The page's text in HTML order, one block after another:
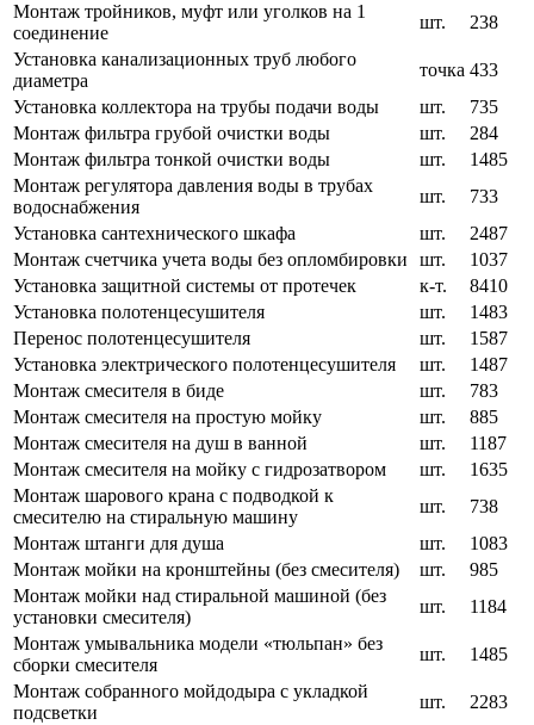
Монтаж тройников, муфт или уголков на 1
соединение
шт.
238
Установка канализационных труб любого
диаметра
точка 433
Установка коллектора на трубы подачи воды
шт.
735
Монтаж фильтра грубой очистки воды
шт.
284
Монтаж фильтра тонкой очистки воды
шт.
1485
Монтаж регулятора давления воды в трубах
водоснабжения
шт.
733
Установка сантехнического шкафа
шт.
2487
Монтаж счетчика учета воды без опломбировки
шт.
1037
Установка защитной системы от протечек
к-т.
8410
Установка полотенцесушителя
шт.
1483
Перенос полотенцесушителя
шт.
1587
Установка электрического полотенцесушителя
шт.
1487
Монтаж смесителя в биде
шт.
783
Монтаж смесителя на простую мойку
шт.
885
Монтаж смесителя на душ в ванной
шт.
1187
Монтаж смесителя на мойку с гидрозатвором
шт.
1635
Монтаж шарового крана с подводкой к
смесителю на стиральную машину
шт.
738
Монтаж штанги для душа
шт.
1083
Монтаж мойки на кронштейны (без смесителя)
шт.
985
Монтаж мойки над стиральной машиной (без
установки смесителя)
шт.
1184
Монтаж умывальника модели «тюльпан» без
сборки смесителя
шт.
1485
Монтаж собранного мойдодыра с укладкой
подсветки
шт.
2283